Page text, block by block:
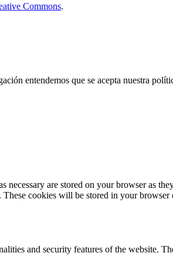
Commons.
entendemos que se acepta nuestra
are stored on your browser as
These cookies will be stored in your
and security features of the website.